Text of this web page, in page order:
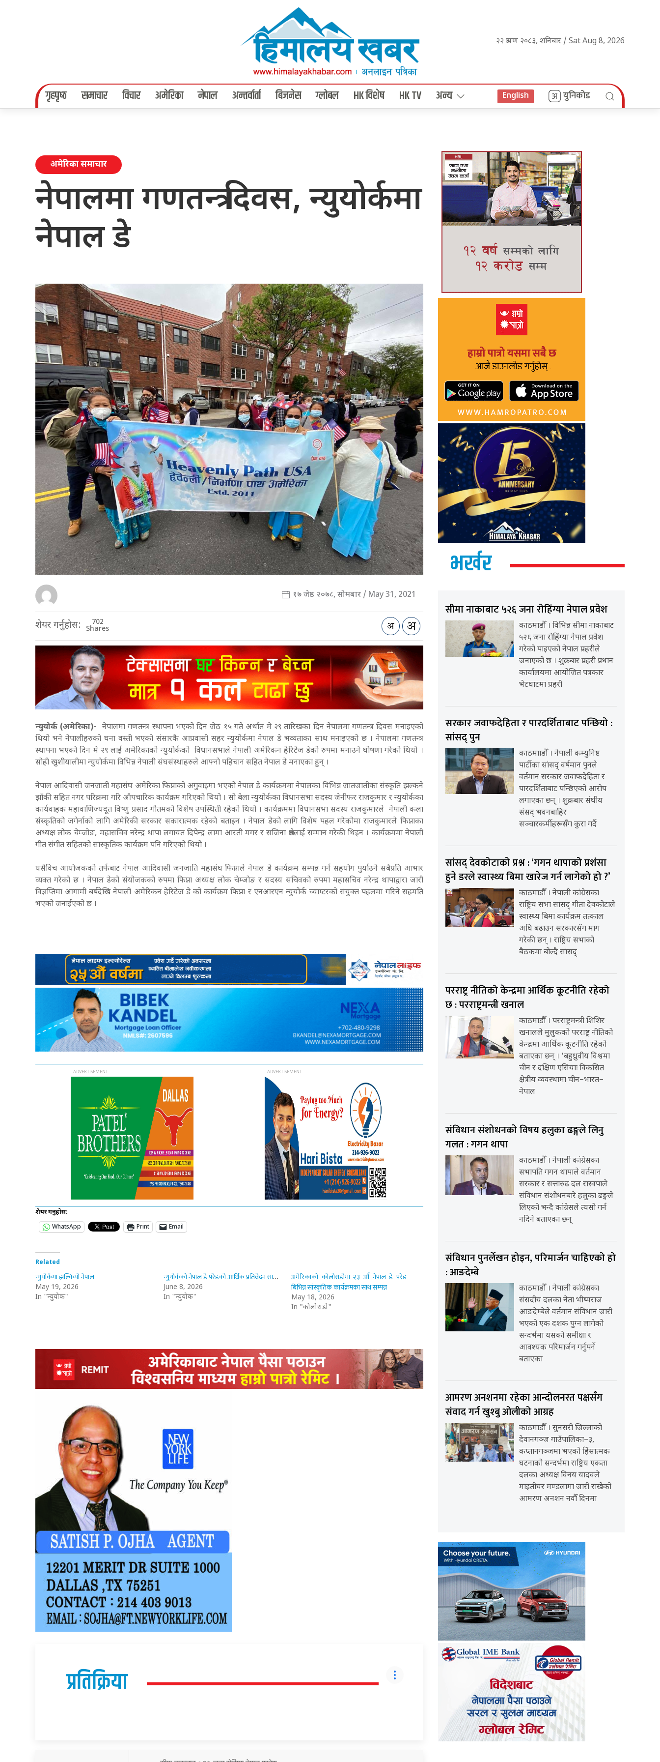
२२ श्रावण २०८३, शनिबार / Sat Aug 8, 2026
गृहपृष्‍ठ समाचार विचार अमेरिका नेपाल अन्तर्वार्ता बिजनेस ग्लोबल HK विशेष HK TV अन्य English युनिकोड
अमेरिका समाचार
नेपालमा गणतन्त्र दिवस, न्युयोर्कमा
नेपाल डे
१७ जेष्ठ २०७८, सोमबार / May 31, 2021
शेयर गर्नुहोस: 702
Shares
न्युयोर्क (अमेरिका)- नेपालमा गणतन्त्र स्थापना भएको दिन जेठ १५ गते अर्थात मे २९ तारिखका दिन नेपालमा गणतन्त्र दिवस मनाइएको
थियो भने नेपालीहरुको घना वस्ती भएको संसारकै आप्रवासी सहर न्युयोर्कमा नेपाल डे भव्यताका साथ मनाइएको छ । नेपालमा गणतन्त्र
स्थापना भएको दिन मे २९ लाई अमेरिकाको न्युयोर्कको विधानसभाले नेपाली अमेरिकन हेरिटेज डेको रुपमा मनाउने घोषणा गरेको थियो ।
सोही खुशीयालीमा न्युयोर्कमा विभिन्न नेपाली संघसंस्थाहरुले आफ्नो पहिचान सहित नेपाल डे मनाएका हुन् ।
नेपाल आदिवासी जनजाती महासंघ अमेरिका फिप्नाको अगुवाइमा भएको नेपाल डे कार्यक्रममा नेपालका विभिन्न जातजातीका संस्कृति झल्कने
झाँकी सहित नगर परिक्रमा गरि औपचारिक कार्यक्रम गरिएको थियो । सो बेला न्युयोर्कका विधानसभा सदस्य जेनीफर राजकुमार र न्युयोर्कका
कार्यवाहक महावाणिज्यदूत विष्णु प्रसाद गौतमको विशेष उपस्थिती रहेको थियो । कार्यक्रममा विधानसभा सदस्य राजकुमारले नेपाली कला
संस्कृतिको जगेर्नाको लागि अमेरिकी सरकार सकारात्मक रहेको बताइन । नेपाल डेको लागि विशेष पहल गरेकोमा राजकुमारले फिप्नाका
अध्यक्ष लोक चेम्जोङ, महासचिव नरेन्द्र थापा लगायत दिपेन्द्र लामा आरती मगर र सजिना श्रेष्ठलाई सम्मान गरेकी थिइन । कार्यक्रममा नेपाली
गीत संगीत सहितको सांस्कृतिक कार्यक्रम पनि गरिएको थियो ।
यसैविच आयोजकको तर्फबाट नेपाल आदिवासी जनजाति महासंघ फिप्नाले नेपाल डे कार्यक्रम सम्पन्न गर्न सहयोग पुर्याउने सबैप्रति आभार
व्यक्त गरेको छ । नेपाल डेको संयोजकको रुपमा फिप्ना अध्यक्ष लोक चेम्जोङ र सदस्य सचिवको रुपमा महासचिव नरेन्द्र थापाद्वारा जारी
विज्ञप्तिमा आगामी बर्षदेखि नेपाली अमेरिकन हेरिटेज डे को कार्यक्रम फिप्ना र एनआरएन न्युयोर्क च्याप्टरको संयुक्त पहलमा गरिने सहमति
भएको जनाईएको छ ।
शेयर गर्नुहोस:
WhatsApp
Print Email
Related
न्युयोर्कमा झल्कियो नेपाल
May 19, 2026
In "न्युयोर्क"
न्युयोर्कको नेपाल डे परेडको आर्थिक प्रतिवेदन सार्वजनिक
June 8, 2026
In "न्युयोर्क"
अमेरिकाको कोलोराडोमा २३ औँ नेपाल डे परेड
बिभिन्न सांस्कृतिक कार्यक्रमका साथ सम्पन्न
May 18, 2026
In "कोलोराडो"
प्रतिक्रिया
भर्खर
सीमा नाकाबाट ५२६ जना रोहिंग्या नेपाल प्रवेश
काठमाडौँ । विभिन्न सीमा नाकाबाट
५२६ जना रोहिंग्या नेपाल प्रवेश
गरेको पाइएको नेपाल प्रहरीले
जनाएको छ । शुक्रबार प्रहरी प्रधान
कार्यालयमा आयोजित पत्रकार
भेटघाटमा प्रहरी
सरकार जवाफदेहिता र पारदर्शिताबाट पन्छियो :
सांसद् पुन
काठमााडौँ । नेपाली कम्युनिष्ट
पार्टीका सांसद् वर्षमान पुनले
वर्तमान सरकार जवाफदेहिता र
पारदर्शिताबाट पन्छिएको आरोप
लगाएका छन् । शुक्रबार संघीय
संसद् भवनबाहिर
सञ्चारकर्मीहरूसँग कुरा गर्दै
सांसद् देवकोटाको प्रश्न : ‘गगन थापाको प्रशंसा
हुने डरले स्वास्थ्य बिमा खारेज गर्न लागेको हो ?’
काठमाडौँ । नेपाली कांग्रेसका
राष्ट्रिय सभा सांसद् गीता देवकोटाले
स्वास्थ्य बिमा कार्यक्रम तत्काल
अघि बढाउन सरकारसँग माग
गरेकी छन् । राष्ट्रिय सभाको
बैठकमा बोल्दै सांसद्
परराष्ट्र नीतिको केन्द्रमा आर्थिक कूटनीति रहेको
छ : परराष्ट्रमन्त्री खनाल
काठमाडौँ । परराष्ट्रमन्त्री शिशिर
खनालले मुलुकको परराष्ट्र नीतिको
केन्द्रमा आर्थिक कूटनीति रहेको
बताएका छन् । ‘बहुध्रुवीय विश्वमा
चीन र दक्षिण एसियाः विकसित
क्षेत्रीय व्यवस्थामा चीन–भारत–
नेपाल
संविधान संशोधनको विषय हलुका ढङ्गले लिनु
गलत : गगन थापा
काठमाडौँ । नेपाली कांग्रेसका
सभापति गगन थापाले वर्तमान
सरकार र सत्तारुढ दल रास्वपाले
संविधान संशोधनबारे हलुका ढङ्गले
लिएको भन्दै कांग्रेसले त्यसो गर्न
नदिने बताएका छन्
संविधान पुनर्लेखन होइन, परिमार्जन चाहिएको हो
: आङदेम्बे
काठमाडौँ । नेपाली कांग्रेसका
संसदीय दलका नेता भीष्मराज
आङदेम्बेले वर्तमान संविधान जारी
भएको एक दशक पुग्न लागेको
सन्दर्भमा यसको समीक्षा र
आवश्यक परिमार्जन गर्नुपर्ने
बताएका
आमरण अनशनमा रहेका आन्दोलनरत पक्षसँग
संवाद गर्न खुश्बु ओलीको आग्रह
काठमाडौँ । सुनसरी जिल्लाको
देवानगञ्ज गाउँपालिका–३,
कप्तानगञ्जमा भएको हिंसात्मक
घटनाको सन्दर्भमा राष्ट्रिय एकता
दलका अध्यक्ष विनय यादवले
माइतीघर मण्डलामा जारी राखेको
आमरण अनशन नवौँ दिनमा